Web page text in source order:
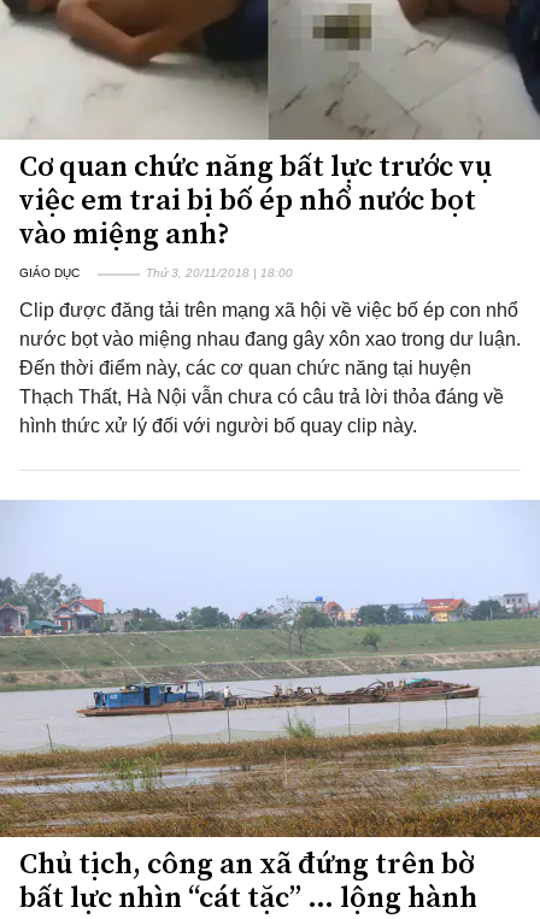
Cơ quan chức năng bất lực trước vụ
việc em trai bị bố ép nhổ nước bọt
vào miệng anh?
GIÁO DỤC Thứ 3, 20/11/2018 | 18:00
Clip được đăng tải trên mạng xã hội về việc bố ép con nhổ
nước bọt vào miệng nhau đang gây xôn xao trong dư luận.
Đến thời điểm này, các cơ quan chức năng tại huyện
Thạch Thất, Hà Nội vẫn chưa có câu trả lời thỏa đáng về
hình thức xử lý đối với người bố quay clip này.
Chủ tịch, công an xã đứng trên bờ
bất lực nhìn “cát tặc” … lộng hành